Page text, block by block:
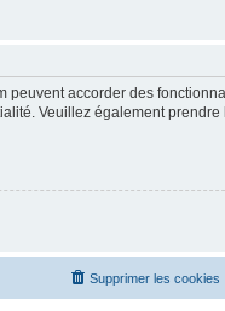
peuvent accorder des
Veuillez également
Supprimer les cookies